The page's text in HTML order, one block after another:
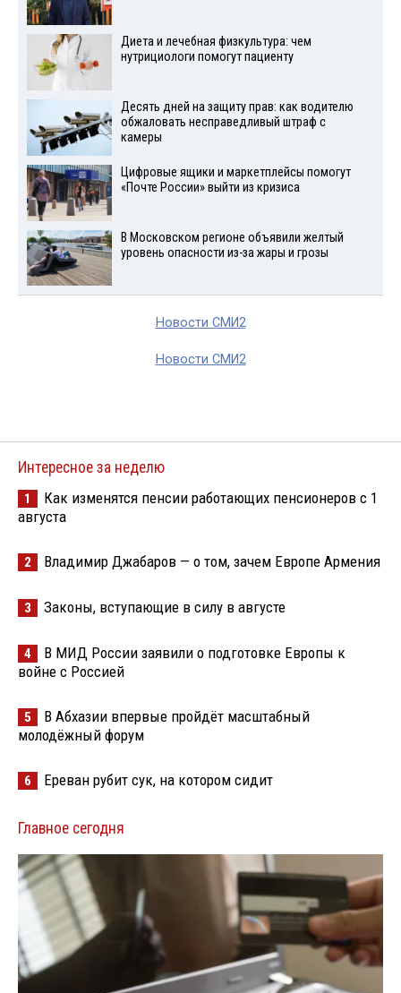
Диета и лечебная физкультура: чем
нутрициологи помогут пациенту
Десять дней на защиту прав: как водителю
обжаловать несправедливый штраф с
камеры
Цифровые ящики и маркетплейсы помогут
«Почте России» выйти из кризиса
В Московском регионе объявили желтый
уровень опасности из-за жары и грозы
Новости СМИ2
Новости СМИ2
Интересное за неделю
1
Как изменятся пенсии работающих пенсионеров с 1
августа
2 Владимир Джабаров — о том, зачем Европе Армения
3 Законы, вступающие в силу в августе
4
В МИД России заявили о подготовке Европы к
войне с Россией
5
В Абхазии впервые пройдёт масштабный
молодёжный форум
6 Ереван рубит сук, на котором сидит
Главное сегодня